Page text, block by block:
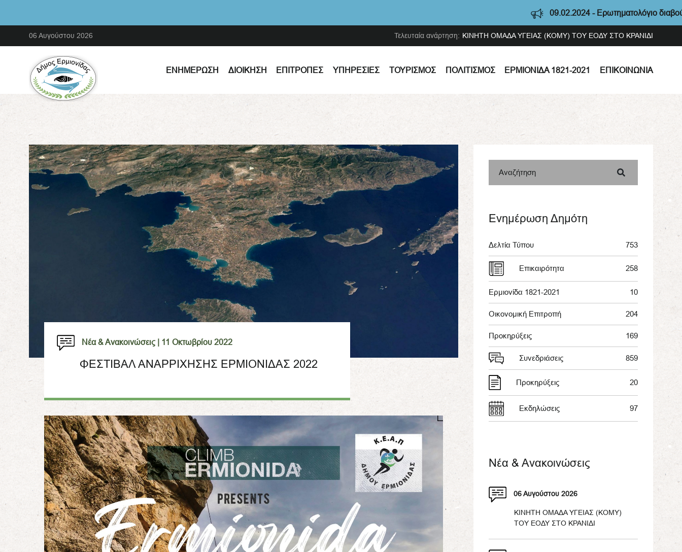
09.02.2024 - Ερωτηματολόγιο διαβούλευσης Στρατηγικής
06 Αυγούστου 2026 Τελευταία ανάρτηση: ΚΙΝΗΤΗ ΟΜΑΔΑ ΥΓΕΙΑΣ (ΚΟΜΥ) ΤΟΥ ΕΟΔΥ ΣΤΟ ΚΡΑΝΙΔΙ
ΕΝΗΜΈΡΩΣΗ ΔΙΟΊΚΗΣΗ ΕΠΙΤΡΟΠΈΣ ΥΠΗΡΕΣΊΕΣ ΤΟΥΡΙΣΜΌΣ ΠΟΛΙΤΙΣΜΌΣ ΕΡΜΙΟΝΊΔΑ 1821-2021 ΕΠΙΚΟΙΝΩΝΊΑ
Νέα & Ανακοινώσεις | 11 Οκτωβρίου 2022
ΦΕΣΤΙΒΑΛ ΑΝΑΡΡΙΧΗΣΗΣ ΕΡΜΙΟΝΙΔΑΣ 2022
Αναζήτηση
Ενημέρωση Δημότη
Δελτία Τύπου 753
Επικαιρότητα 258
Ερμιονίδα 1821-2021 10
Οικονομική Επιτροπή 204
Προκηρύξεις 169
Συνεδριάσεις 859
Προκηρύξεις 20
Εκδηλώσεις 97
Νέα & Ανακοινώσεις
06 Αυγούστου 2026
ΚΙΝΗΤΗ ΟΜΑΔΑ ΥΓΕΙΑΣ (ΚΟΜΥ)
ΤΟΥ ΕΟΔΥ ΣΤΟ ΚΡΑΝΙΔΙ